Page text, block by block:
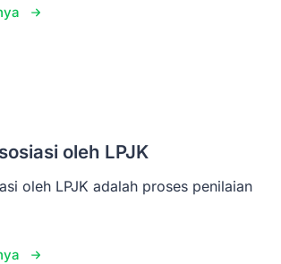
oleh LPJK
oleh LPJK adalah proses penilaian